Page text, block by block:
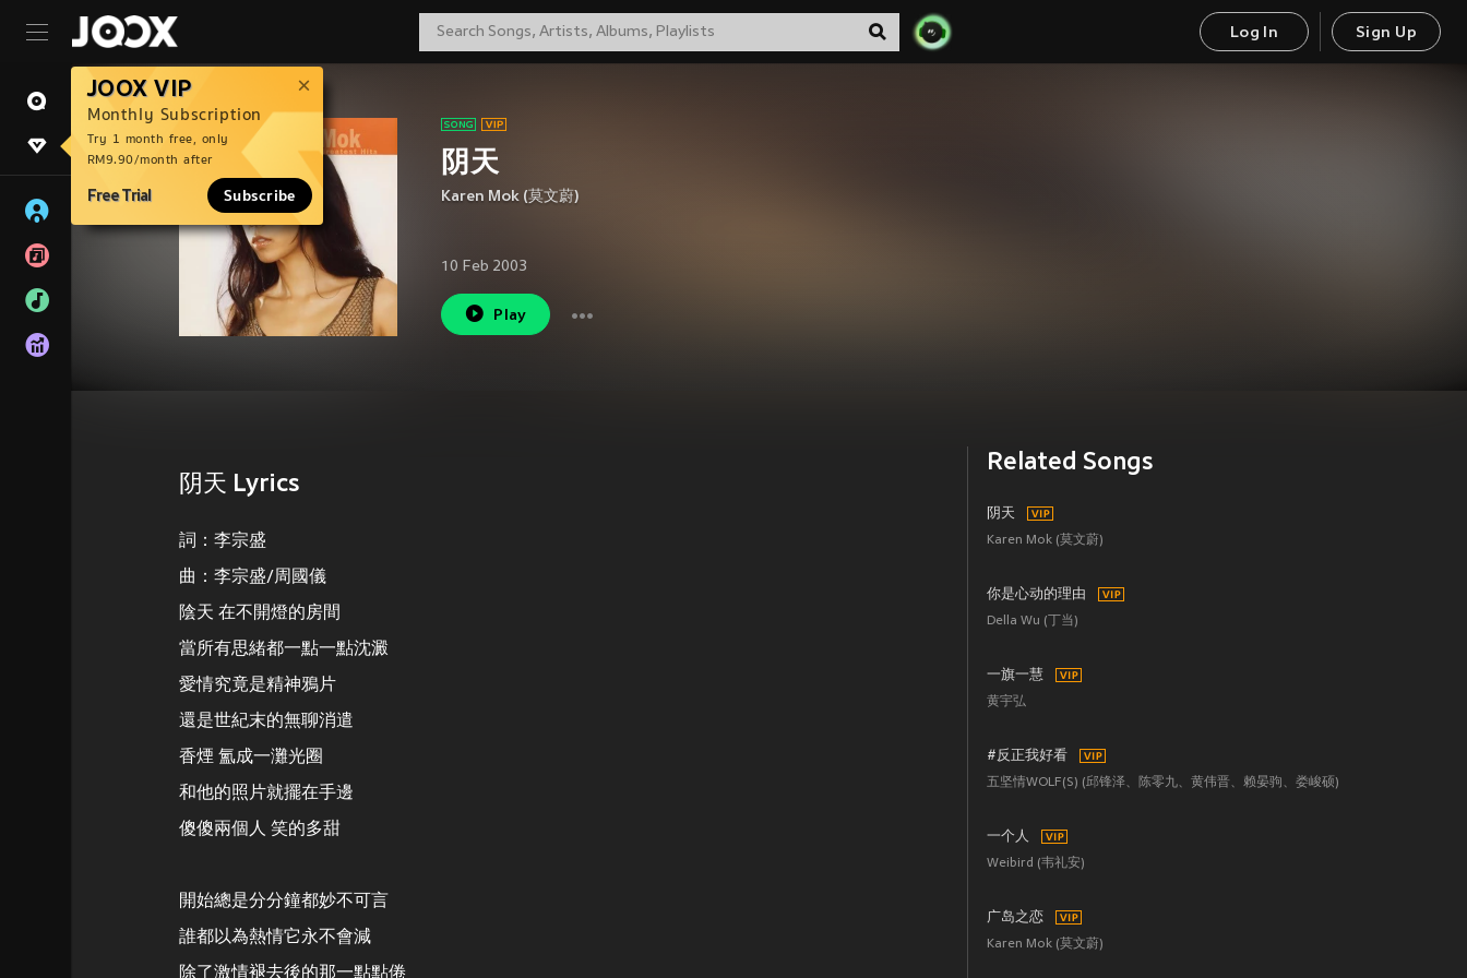
Log In Sign Up
JOOX VIP
Monthly Subscription
Try 1 month free, only
RM9.90/month after
Free Trial Subscribe
阴天
Karen Mok (莫文蔚)
10 Feb 2003
Play
阴天 Lyrics
詞：李宗盛
曲：李宗盛/周國儀
陰天 在不開燈的房間
當所有思緒都一點一點沈澱
愛情究竟是精神鴉片
還是世紀末的無聊消遣
香煙 氳成一灘光圈
和他的照片就擺在手邊
傻傻兩個人 笑的多甜
開始總是分分鐘都妙不可言
誰都以為熱情它永不會減
除了激情褪去後的那一點點倦
Related Songs
阴天
Karen Mok (莫文蔚)
你是心动的理由
Della Wu (丁当)
一旗一慧
黄宇弘
#反正我好看
五坚情WOLF(S) (邱锋泽、陈零九、黄伟晋、赖晏驹、娄峻硕)
一个人
Weibird (韦礼安)
广岛之恋
Karen Mok (莫文蔚)